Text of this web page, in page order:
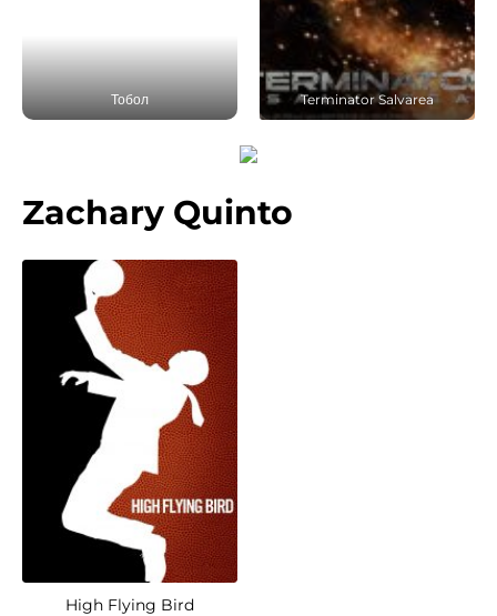
Тобол Terminator Salvarea
Zachary Quinto
High Flying Bird